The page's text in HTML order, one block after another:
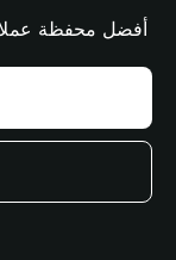
أفضل محفظة عملات